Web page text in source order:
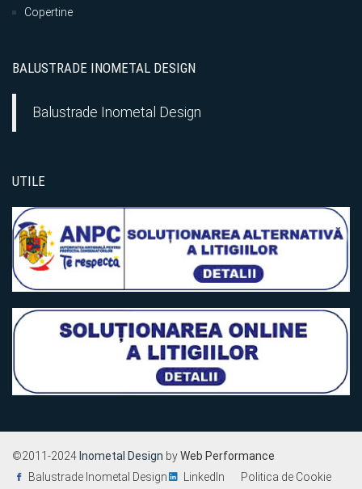
Copertine
BALUSTRADE INOMETAL DESIGN
Balustrade Inometal Design
UTILE
©2011-2024 Inometal Design byWeb Performance
Balustrade Inometal Design
LinkedIn Politica de Cookie